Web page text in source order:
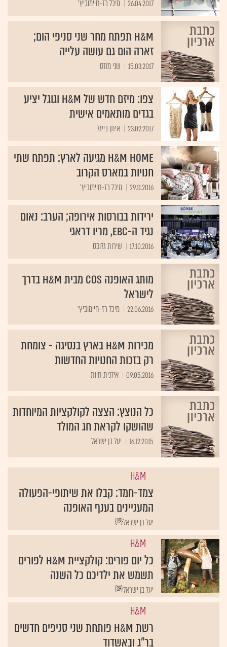
זארה הום גם עושה עלייה
15.03.2017 שני מוזס
בגדים מותאמים אישית
23.02.2017 איתן בייגל
חנויות במארס הקרוב
29.11.2016 מיכל רז-חיימוביץ'
נגיד ה-EBC, מריו דראגי
17.10.2016 שירות גלובס
לישראל
22.06.2016
רק בזכות החנויות החדשות
09.05.2016 אילנית חיות
שהושקו לקראת חג המולד
16.12.2015 יעל בן ישראל
צמד-חמד: קבלו את שיתופי-הפעולה
המעניינים בענף האופנה
{19}יעל בן ישראל
תשמש את ילדיכם כל השנה
{19}יעל בן ישראל
בר"ג ובאשדוד